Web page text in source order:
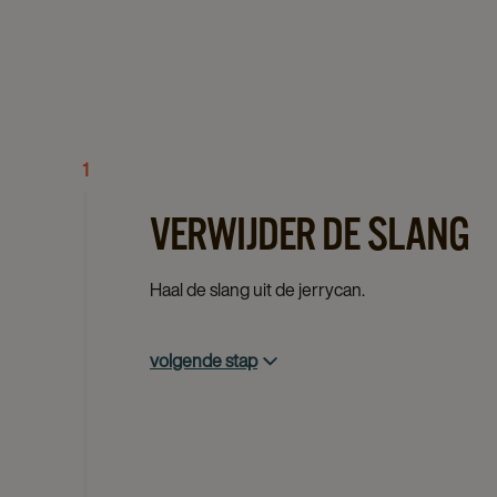
1
VERWIJDER DE SLANG
Haal de slang uit de jerrycan.
volgende stap